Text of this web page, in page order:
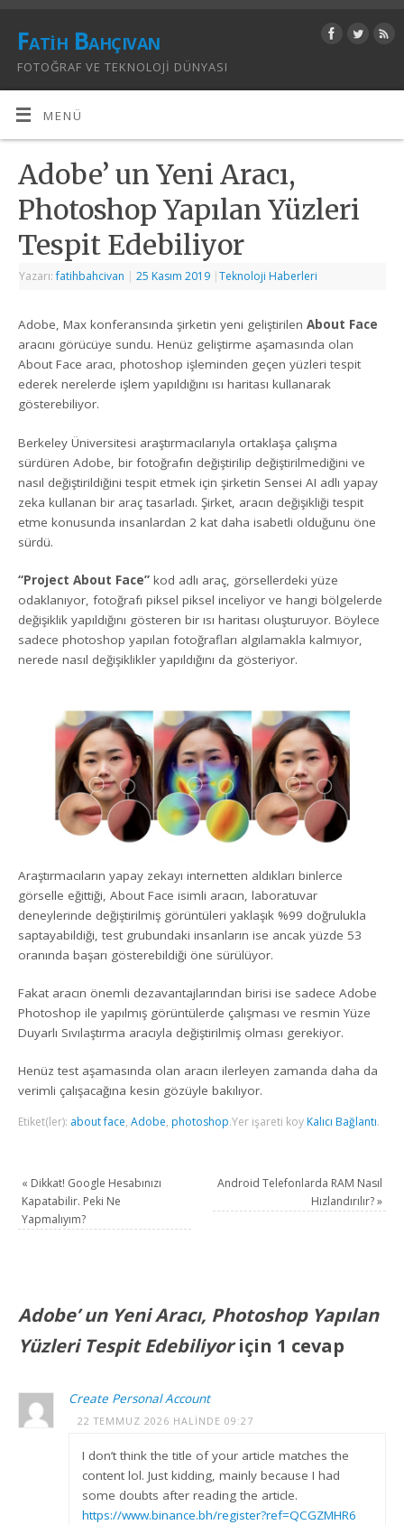
Fatih Bahçıvan
FOTOĞRAF VE TEKNOLOJI DÜNYASI
MENÜ
Adobe’ un Yeni Aracı,
Photoshop Yapılan Yüzleri
Tespit Edebiliyor
Yazarı:fatihbahcivan | 25 Kasım 2019 |Teknoloji Haberleri
Adobe, Max konferansında şirketin yeni geliştirilenAbout Face
aracını görücüye sundu. Henüz geliştirme aşamasında olan
About Face aracı, photoshop işleminden geçen yüzleri tespit
ederek nerelerde işlem yapıldığını ısı haritası kullanarak
gösterebiliyor.
Berkeley Üniversitesi araştırmacılarıyla ortaklaşa çalışma
sürdüren Adobe, bir fotoğrafın değiştirilip değiştirilmediğini ve
nasıl değiştirildiğini tespit etmek için şirketin Sensei AI adlı yapay
zeka kullanan bir araç tasarladı. Şirket, aracın değişikliği tespit
etme konusunda insanlardan 2 kat daha isabetli olduğunu öne
sürdü.
“Project About Face” kod adlı araç, görsellerdeki yüze
odaklanıyor, fotoğrafı piksel piksel inceliyor ve hangi bölgelerde
değişiklik yapıldığını gösteren bir ısı haritası oluşturuyor. Böylece
sadece photoshop yapılan fotoğrafları algılamakla kalmıyor,
nerede nasıl değişiklikler yapıldığını da gösteriyor.
Araştırmacıların yapay zekayı internetten aldıkları binlerce
görselle eğittiği, About Face isimli aracın, laboratuvar
deneylerinde değiştirilmiş görüntüleri yaklaşık %99 doğrulukla
saptayabildiği, test grubundaki insanların ise ancak yüzde 53
oranında başarı gösterebildiği öne sürülüyor.
Fakat aracın önemli dezavantajlarından birisi ise sadece Adobe
Photoshop ile yapılmış görüntülerde çalışması ve resmin Yüze
Duyarlı Sıvılaştırma aracıyla değiştirilmiş olması gerekiyor.
Henüz test aşamasında olan aracın ilerleyen zamanda daha da
verimli çalışacağına kesin gözüyle bakılıyor.
Etiket(ler): about face,Adobe, photoshop.Yer işareti koy Kalıcı Bağlantı.
« Dikkat! Google Hesabınızı
Kapatabilir. Peki Ne
Yapmalıyım?
Android Telefonlarda RAM Nasıl
Hızlandırılır?»
Adobe’ un Yeni Aracı, Photoshop Yapılan
Yüzleri Tespit Edebiliyoriçin 1 cevap
Create Personal Account
22 TEMMUZ 2026 HALINDE 09:27
I don’t think the title of your article matches the
content lol. Just kidding, mainly because I had
some doubts after reading the article.
https://www.binance.bh/register?ref=QCGZMHR6